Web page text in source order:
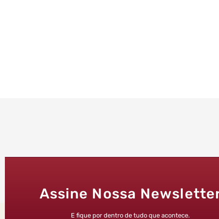
Assine Nossa
E fique por dentro de tudo que acontece.